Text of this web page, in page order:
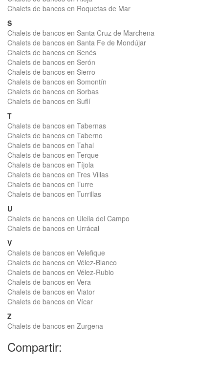
Chalets de bancos en Roquetas de Mar
S
Chalets de bancos en Santa Cruz de Marchena
Chalets de bancos en Santa Fe de Mondújar
Chalets de bancos en Senés
Chalets de bancos en Serón
Chalets de bancos en Sierro
Chalets de bancos en Somontín
Chalets de bancos en Sorbas
Chalets de bancos en Suflí
T
Chalets de bancos en Tabernas
Chalets de bancos en Taberno
Chalets de bancos en Tahal
Chalets de bancos en Terque
Chalets de bancos en Tíjola
Chalets de bancos en Tres Villas
Chalets de bancos en Turre
Chalets de bancos en Turrillas
U
Chalets de bancos en Uleila del Campo
Chalets de bancos en Urrácal
V
Chalets de bancos en Velefique
Chalets de bancos en Vélez-Blanco
Chalets de bancos en Vélez-Rubio
Chalets de bancos en Vera
Chalets de bancos en Viator
Chalets de bancos en Vícar
Z
Chalets de bancos en Zurgena
Compartir: